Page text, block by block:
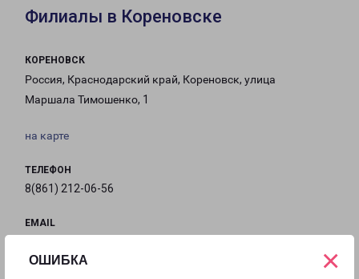
ОШИБКА ×
Филиалы в Кореновске
КОРЕНОВСК
Россия, Краснодарский край, Кореновск, улица
Маршала Тимошенко, 1
на карте
ТЕЛЕФОН
8(861) 212-06-56
EMAIL